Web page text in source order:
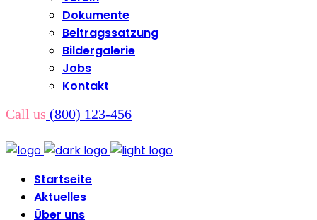
Dokumente
Beitragssatzung
Bildergalerie
Jobs
Kontakt
Call us (800) 123-456
Startseite
Aktuelles
Über uns